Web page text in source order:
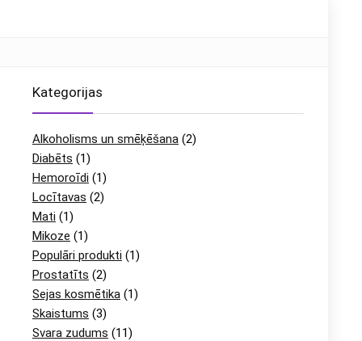
Kategorijas
Alkoholisms un smēķēšana (2)
Diabēts (1)
Hemoroīdi (1)
Locītavas (2)
Mati (1)
Mikoze (1)
Populāri produkti (1)
Prostatīts (2)
Sejas kosmētika (1)
Skaistums (3)
Svara zudums (11)